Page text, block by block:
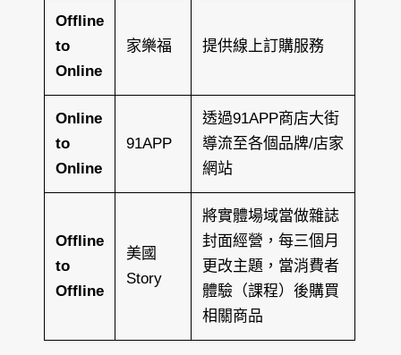
Offline
to
Online
家樂福 提供線上訂購服務
Online
to
Online
91APP
透過91APP商店大街
導流至各個品牌/店家
網站
Offline
to
Offline
美國
Story
將實體場域當做雜誌
封面經營，每三個月
更改主題，當消費者
體驗（課程）後購買
相關商品